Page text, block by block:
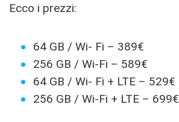
Ecco i prezzi:
64 GB / Wi- Fi – 389€
256 GB / Wi-Fi – 589€
64 GB / Wi- Fi + LTE – 529€
256 GB / Wi-Fi + LTE – 699€